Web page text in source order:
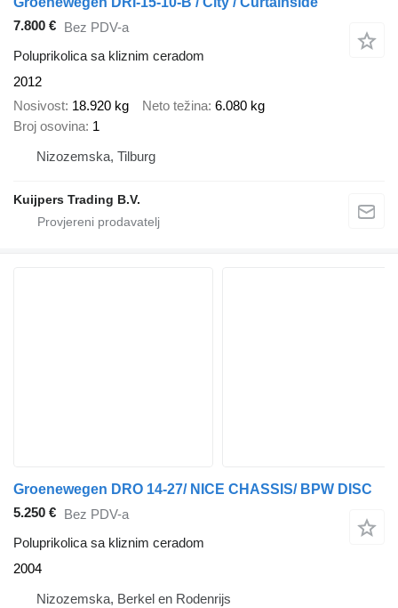
7.800 € Bez PDV-a
Poluprikolica sa kliznim ceradom
2012
Nosivost 18.920 kg Neto težina 6.080 kg
Broj osovina 1
Nizozemska, Tilburg
Kuijpers Trading B.V.
Groenewegen DRO 14-27/ NICE CHASSIS/ BPW DISC
5.250 € Bez PDV-a
Poluprikolica sa kliznim ceradom
2004
Nizozemska, Berkel en Rodenrijs